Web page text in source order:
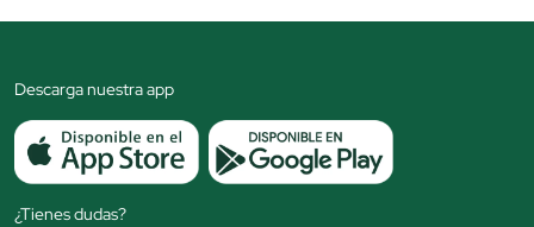
Descarga nuestra app
¿Tienes dudas?